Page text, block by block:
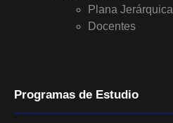
Plana Jerárquica
Docentes
Programas de Estudio